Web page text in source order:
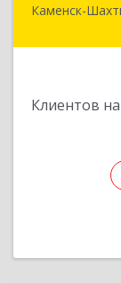
Каменск-
Клиентов
347800,